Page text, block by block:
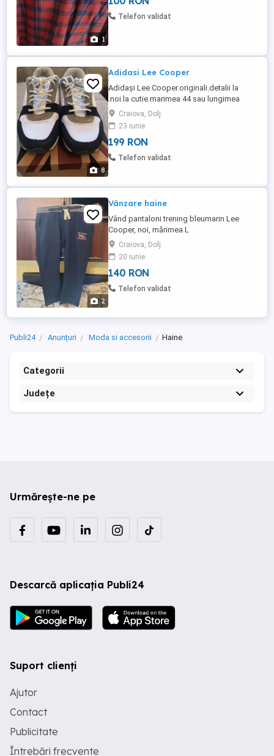
1
Telefon validat
8
Adidasi Lee Cooper
Adidași Lee Cooper.originali.detalii la
.noi.la cutie.marimea 44 sau lungimea
talpicului de 28 cm.vizualizati anunțurile
mele unde se găsesc produse originale.
Craiova, Dolj
23 iunie
199 RON
Telefon validat
2
Vânzare haine
Vând pantaloni trening bleumarin Lee
Cooper, noi, mărimea L
Craiova, Dolj
20 iunie
140 RON
Telefon validat
Publi24 Anunțuri Moda si accesorii Haine
Categorii
Județe
Urmărește-ne pe
Descarcă aplicația Publi24
Suport clienți
Ajutor
Contact
Publicitate
Întrebări frecvente